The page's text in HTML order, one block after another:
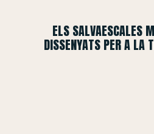
ELS SALVAESCALES
DISSENYATS PER A LA